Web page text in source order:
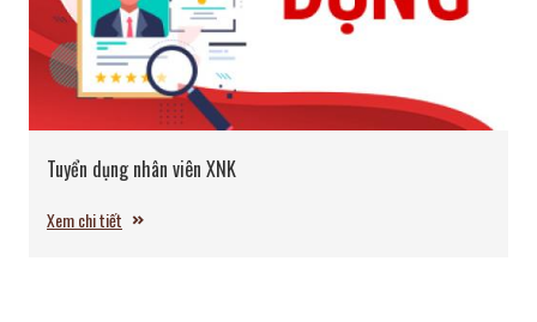
Tuyển dụng nhân viên XNK
Xem chi tiết